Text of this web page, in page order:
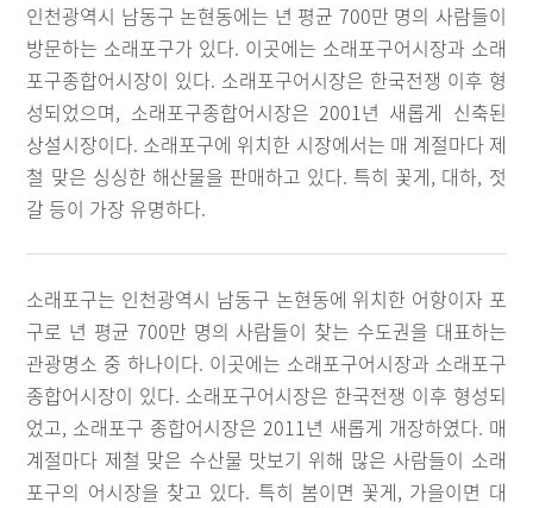
인천광역시 남동구 논현동에는 년 평균 700만 명의 사람들이
방문하는 소래포구가 있다. 이곳에는 소래포구어시장과 소래
포구종합어시장이 있다. 소래포구어시장은 한국전쟁 이후 형
성되었으며, 소래포구종합어시장은 2001년 새롭게 신축된
상설시장이다. 소래포구에 위치한 시장에서는 매 계절마다 제
철 맞은 싱싱한 해산물을 판매하고 있다. 특히 꽃게, 대하, 젓
갈 등이 가장 유명하다.
소래포구는 인천광역시 남동구 논현동에 위치한 어항이자 포
구로 년 평균 700만 명의 사람들이 찾는 수도권을 대표하는
관광명소 중 하나이다. 이곳에는 소래포구어시장과 소래포구
종합어시장이 있다. 소래포구어시장은 한국전쟁 이후 형성되
었고, 소래포구 종합어시장은 2011년 새롭게 개장하였다. 매
계절마다 제철 맞은 수산물 맛보기 위해 많은 사람들이 소래
포구의 어시장을 찾고 있다. 특히 봄이면 꽃게, 가을이면 대